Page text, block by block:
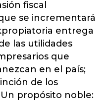
fiscal
se incrementará
entrega
las utilidades
que
en el país;
de los
propósito noble: